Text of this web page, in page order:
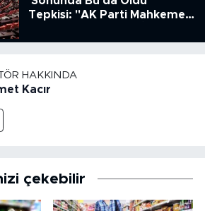
Tepkisi: "AK Parti Mahkeme
Kanun Çıkardı"
HAKKINDA
Kacır
çekebilir